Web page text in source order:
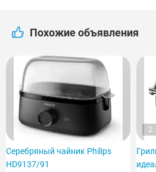
Похожие объявления
Серебряный чайник Philips
HD9137/91
2